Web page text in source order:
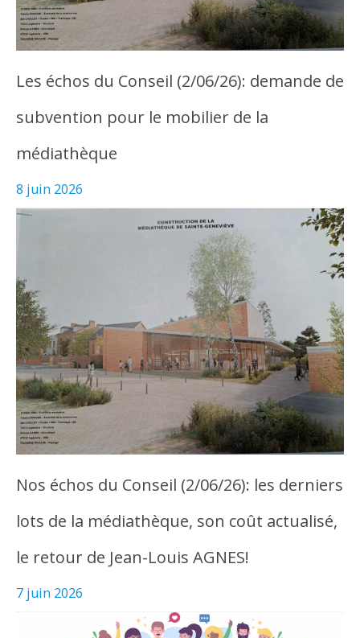
Les échos du Conseil (2/06/26): demande de
subvention pour le mobilier de la
médiathèque
8 juin 2026
Nos échos du Conseil (2/06/26): les derniers
lots de la médiathèque, son coût actualisé,
le retour de Jean-Louis AGNES!
7 juin 2026